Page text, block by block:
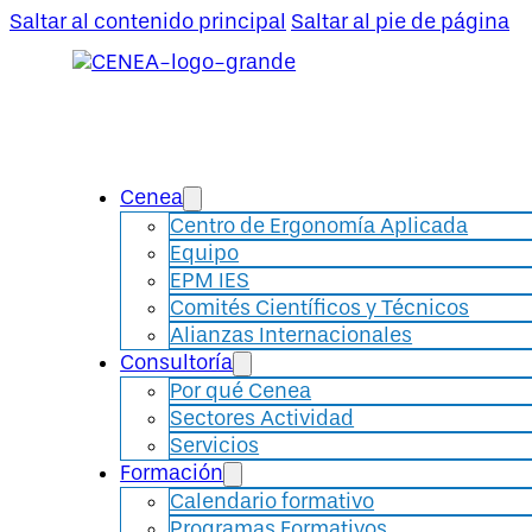
Saltar al contenido principal Saltar al pie de página
Cenea
Centro de Ergonomía Aplicada
Equipo
EPM IES
Comités Científicos y Técnicos
Alianzas Internacionales
Consultoría
Por qué Cenea
Sectores Actividad
Servicios
Formación
Calendario formativo